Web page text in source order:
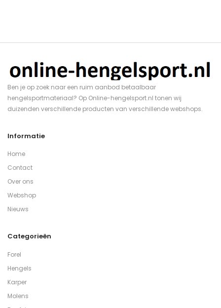
Ben je op zoek naar een ruim aanbod betaalbaar
hengelsportmateriaal? Op Online-hengelsport.nl tonen wij
duizenden verschillende producten van verschillende webshops.
Informatie
Home
Contact
Over ons
Webshop
Nieuws
Categorieën
Forel
Hengels
Karper
Molens